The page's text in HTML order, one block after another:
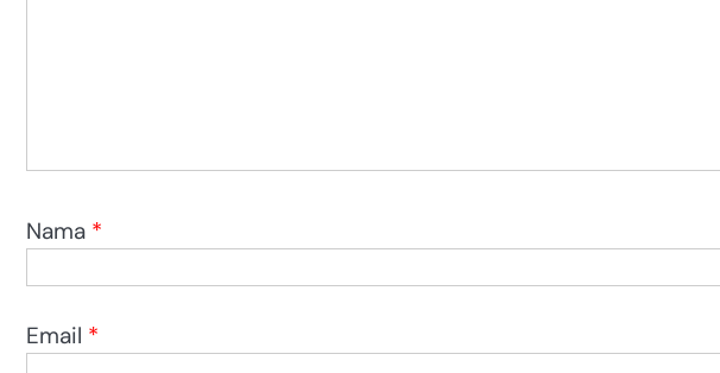
Nama *
Email *